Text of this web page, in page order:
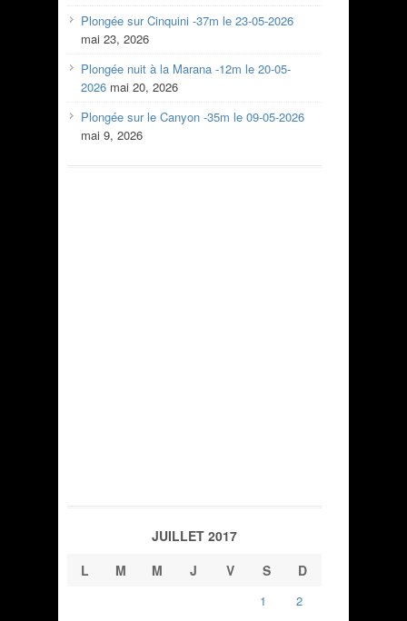
Plongée sur Cinquini -37m le 23-05-2026
mai 23, 2026
Plongée nuit à la Marana -12m le 20-05-
2026 mai 20, 2026
Plongée sur le Canyon -35m le 09-05-2026
mai 9, 2026
JUILLET 2017
L
M M J V S D
1
2